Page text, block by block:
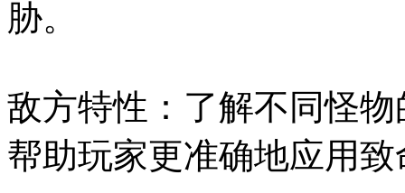
胁。
敌方特性：了解不同怪
帮助玩家更准确地应用